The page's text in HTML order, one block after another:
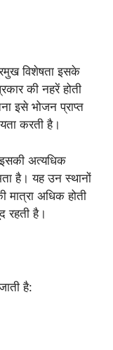
विशेषता इसके
की नहरें होती
इसे भोजन प्राप्त
करती है।
इसकी अत्यधिक
है। यह उन स्थानों
मात्रा अधिक होती
है।
है: